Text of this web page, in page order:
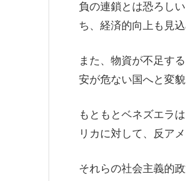
負の連鎖とは恐ろし
ち、経済的向上も見
また、物資が不足す
安が危ない国へと変貌
もともとベネズエラ
リカに対して、反ア
それらの社会主義的